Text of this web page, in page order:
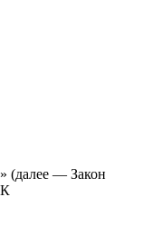
(далее — Закон